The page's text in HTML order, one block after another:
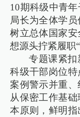
10期科级中青
局长为全体学
树立总体国家
想源头拧紧履职“
专题课紧扣
科级干部岗位
案例警示并重
从保密工作基
本原则，鲜明